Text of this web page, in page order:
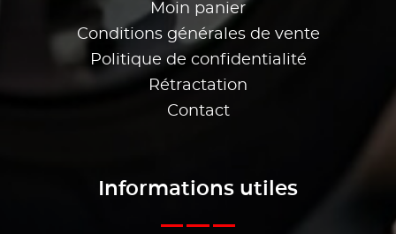
Moin panier
Conditions générales de vente
Politique de confidentialité
Rétractation
Contact
Informations utiles